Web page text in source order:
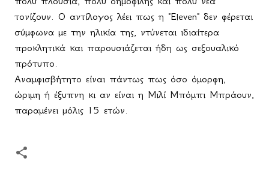
τονίζουν. Ο αντίλογος λέει πως η "Eleven" δεν φέρεται
σύμφωνα με την ηλικία της, ντύνεται ιδιαίτερα
προκλητικά και παρουσιάζεται ήδη ως σεξουαλικό
πρότυπο.
Αναμφισβήτητο είναι πάντως πως όσο όμορφη,
ώριμη ή έξυπνη κι αν είναι η Μιλί Μπόμπι Μπράουν,
παραμένει μόλις 15 ετών.